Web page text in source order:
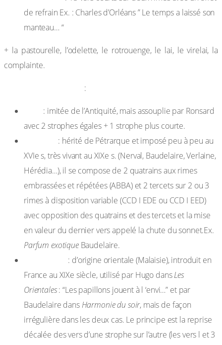
de refrain Ex. : Charles d’Orléans ” Le temps a laissé son
manteau… “
+ la pastourelle, l’odelette, le rotrouenge, le lai, le virelai, la
complainte.
:
: imitée de l’Antiquité, mais assouplie par Ronsard
avec 2 strophes égales + 1 strophe plus courte.
: hérité de Pétrarque et imposé peu à peu au
XVIe s, très vivant au XIXe s. (Nerval, Baudelaire, Verlaine,
Hérédia…), il se compose de 2 quatrains aux rimes
embrassées et répétées (ABBA) et 2 tercets sur 2 ou 3
rimes à disposition variable (CCD I EDE ou CCD I EED)
avec opposition des quatrains et des tercets et la mise
en valeur du dernier vers appelé la chute du sonnet.Ex.
Parfum exotiqueBaudelaire.
: d’origine orientale (Malaisie), introduit en
France au XIXe siècle, utilisé par Hugo dansLes
Orientales: “Les papillons jouent à l ‘envi…” et par
Baudelaire dans Harmonie du soir, mais de façon
irrégulière dans les deux cas. Le principe est la reprise
décalée des vers d’une strophe sur l’autre (les vers l et 3